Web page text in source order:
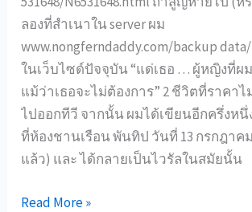
ลองที่สำเนาใน server ผม
www.nongferndaddy.com/backup data/
ในเว็บไซด์ปัจจุบัน “แด่เธอ … ผู้หญิงที่ผ
แม้ว่าเธอจะไม่ต้องการ” 2 ชีวิตที่ราคา
ไปออกทีวี จากนั้น ผมได้เขียนอีกครึ่งหนึ่
ที่ห้องชานเรือน พันทิป วันที่ 13 กรกฎาคม
แล้ว) และ ได้กลายเป็นไวรัลในสมัยนั้น
2
Read More »